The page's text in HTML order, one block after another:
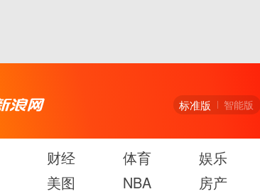
标准版 智能版
财经 体育 娱乐
美图 NBA 房产